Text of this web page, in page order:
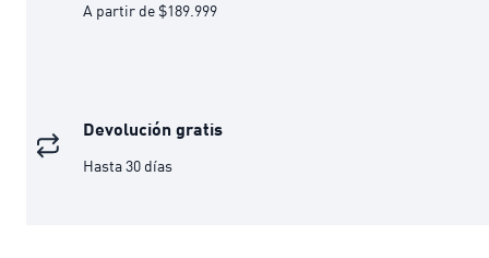
A partir de $189.999
Devolución gratis
Hasta 30 días